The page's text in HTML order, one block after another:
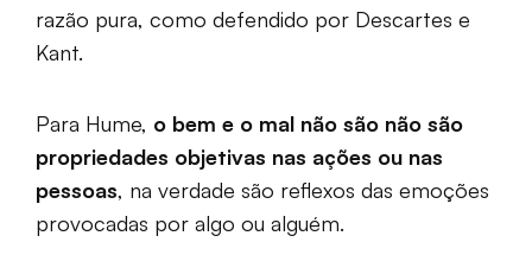
razão pura, como defendido por Descartes e
Kant.
Para Hume, o bem e o mal não são não são
propriedades objetivas nas ações ou nas
pessoas, na verdade são reflexos das emoções
provocadas por algo ou alguém.